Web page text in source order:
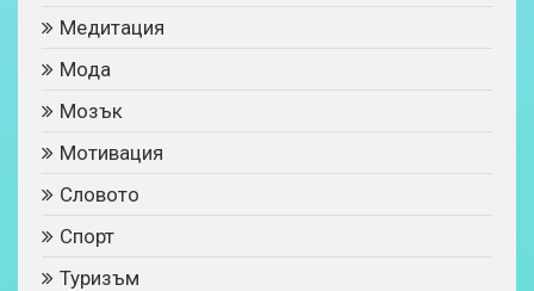
Медитация
Мода
Мозък
Мотивация
Словото
Спорт
Туризъм